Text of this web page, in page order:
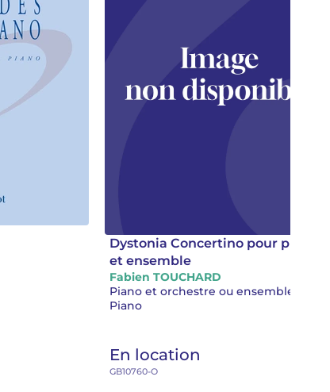
Dystonia Concertino pour piano
et ensemble
Fabien TOUCHARD
Piano et orchestre ou ensemble
Piano
En location
GB10760-O